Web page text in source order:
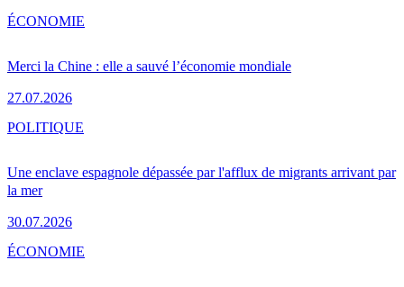
Merci la Chine : elle a sauvé l’économie mondiale
27.07.2026
ÉCONOMIE
Une enclave espagnole dépassée par l'afflux de migrants arrivant par
la mer
30.07.2026
POLITIQUE
ÉCONOMIE